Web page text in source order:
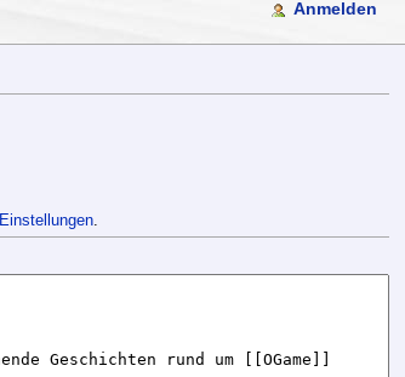
Einstellungen.
Anmelden